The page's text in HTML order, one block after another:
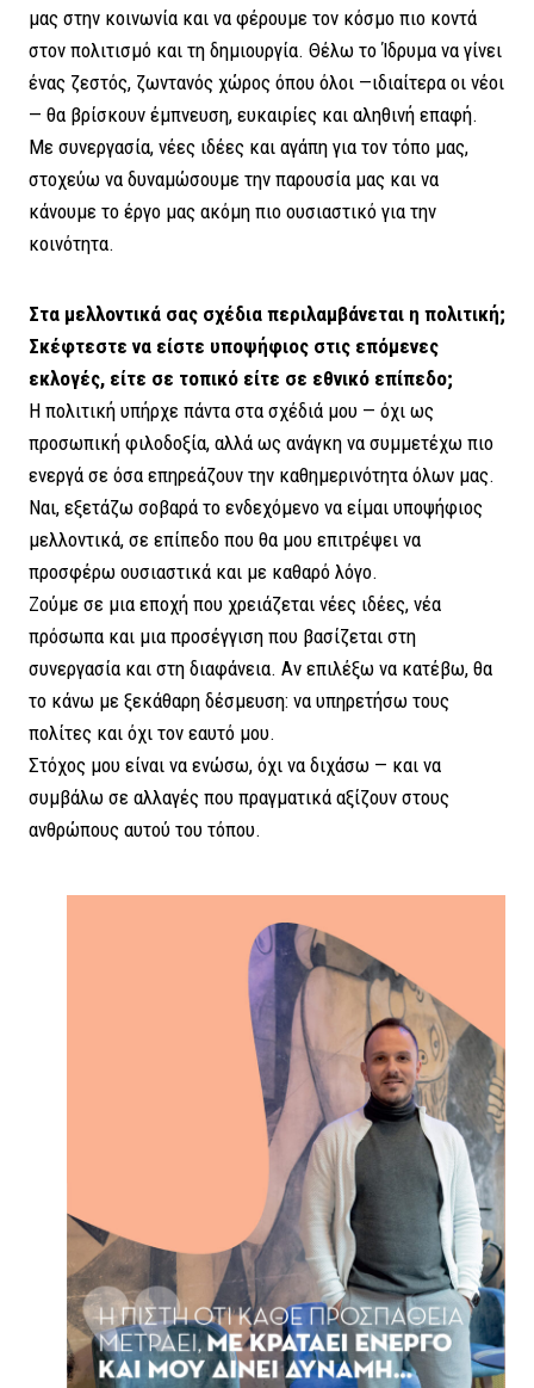
μας στην κοινωνία και να φέρουμε τον κόσμο πιο κοντά
στον πολιτισμό και τη δημιουργία. Θέλω το Ίδρυμα να γίνει
ένας ζεστός, ζωντανός χώρος όπου όλοι —ιδιαίτερα οι νέοι
— θα βρίσκουν έμπνευση, ευκαιρίες και αληθινή επαφή.
Με συνεργασία, νέες ιδέες και αγάπη για τον τόπο μας,
στοχεύω να δυναμώσουμε την παρουσία μας και να
κάνουμε το έργο μας ακόμη πιο ουσιαστικό για την
κοινότητα.
Στα μελλοντικά σας σχέδια περιλαμβάνεται η πολιτική;
Σκέφτεστε να είστε υποψήφιος στις επόμενες
εκλογές, είτε σε τοπικό είτε σε εθνικό επίπεδο;
Η πολιτική υπήρχε πάντα στα σχέδιά μου — όχι ως
προσωπική φιλοδοξία, αλλά ως ανάγκη να συμμετέχω πιο
ενεργά σε όσα επηρεάζουν την καθημερινότητα όλων μας.
Ναι, εξετάζω σοβαρά το ενδεχόμενο να είμαι υποψήφιος
μελλοντικά, σε επίπεδο που θα μου επιτρέψει να
προσφέρω ουσιαστικά και με καθαρό λόγο.
Ζούμε σε μια εποχή που χρειάζεται νέες ιδέες, νέα
πρόσωπα και μια προσέγγιση που βασίζεται στη
συνεργασία και στη διαφάνεια. Αν επιλέξω να κατέβω, θα
το κάνω με ξεκάθαρη δέσμευση: να υπηρετήσω τους
πολίτες και όχι τον εαυτό μου.
Στόχος μου είναι να ενώσω, όχι να διχάσω — και να
συμβάλω σε αλλαγές που πραγματικά αξίζουν στους
ανθρώπους αυτού του τόπου.